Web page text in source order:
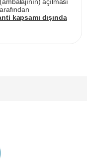
kapsamı dışında